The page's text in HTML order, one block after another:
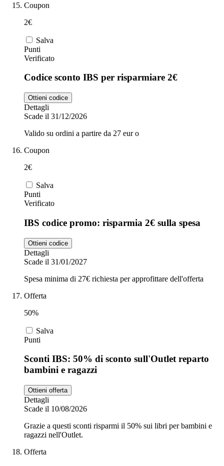
Coupon
2€
Salva
Punti
Verificato
Codice sconto IBS per risparmiare 2€
Ottieni codice
Dettagli
Scade il 31/12/2026
Valido su ordini a partire da 27 eur o
Coupon
2€
Salva
Punti
Verificato
IBS codice promo: risparmia 2€ sulla spesa
Ottieni codice
Dettagli
Scade il 31/01/2027
Spesa minima di 27€ richiesta per approfittare dell'offerta
Offerta
50%
Salva
Punti
Sconti IBS: 50% di sconto sull'Outlet reparto
bambini e ragazzi
Ottieni offerta
Dettagli
Scade il 10/08/2026
Grazie a questi sconti risparmi il 50% sui libri per bambini e
ragazzi nell'Outlet.
Offerta